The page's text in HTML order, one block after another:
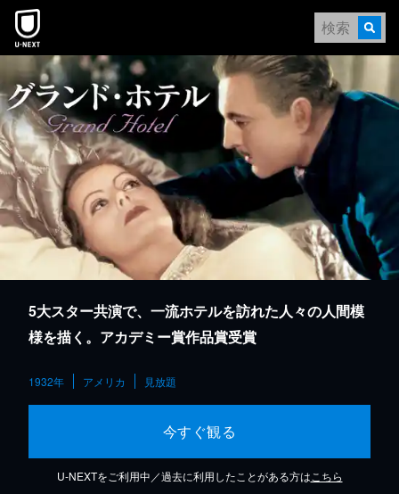
本文へスキップ
5大スター共演で、一流ホテルを訪れた人々の人間模
様を描く。アカデミー賞作品賞受賞
1932年 アメリカ 見放題
今すぐ観る
U-NEXTをご利用中／過去に利用したことがある方は こちら